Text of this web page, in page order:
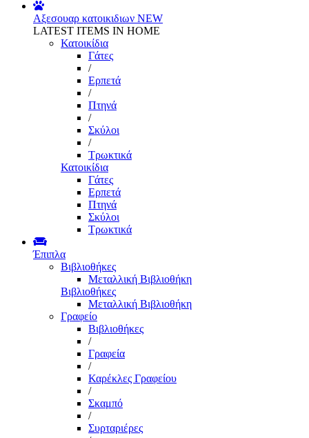
Αξεσουαρ κατοικιδιων NEW
LATEST ITEMS IN HOME
Κατοικίδια
Γάτες
/
Ερπετά
/
Πτηνά
/
Σκύλοι
/
Τρωκτικά
Κατοικίδια
Γάτες
Ερπετά
Πτηνά
Σκύλοι
Τρωκτικά
Έπιπλα
Βιβλιοθήκες
Μεταλλική Βιβλιοθήκη
Βιβλιοθήκες
Μεταλλική Βιβλιοθήκη
Γραφείο
Βιβλιοθήκες
/
Γραφεία
/
Καρέκλες Γραφείου
/
Σκαμπό
/
Συρταριέρες